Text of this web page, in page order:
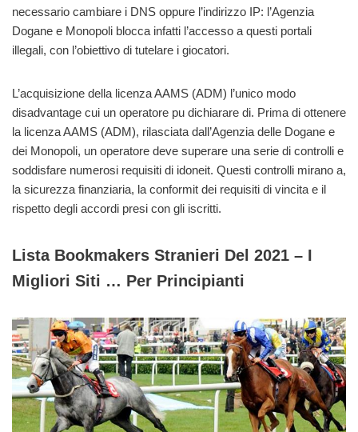
necessario cambiare i DNS oppure l’indirizzo IP: l’Agenzia
Dogane e Monopoli blocca infatti l’accesso a questi portali
illegali, con l’obiettivo di tutelare i giocatori.
L’acquisizione della licenza AAMS (ADM) l’unico modo
disadvantage cui un operatore pu dichiarare di. Prima di ottenere
la licenza AAMS (ADM), rilasciata dall’Agenzia delle Dogane e
dei Monopoli, un operatore deve superare una serie di controlli e
soddisfare numerosi requisiti di idoneit. Questi controlli mirano a,
la sicurezza finanziaria, la conformit dei requisiti di vincita e il
rispetto degli accordi presi con gli iscritti.
Lista Bookmakers Stranieri Del 2021 – I
Migliori Siti … Per Principianti